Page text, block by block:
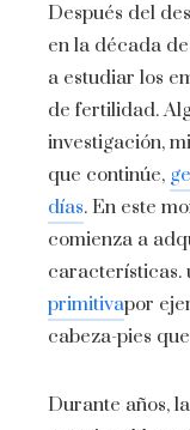
Después del
en la década
a estudiar los
de fertilidad.
investigación,
que continúe,
días. En este
comienza a
características.
primitivapor
cabeza-pies
Durante años,